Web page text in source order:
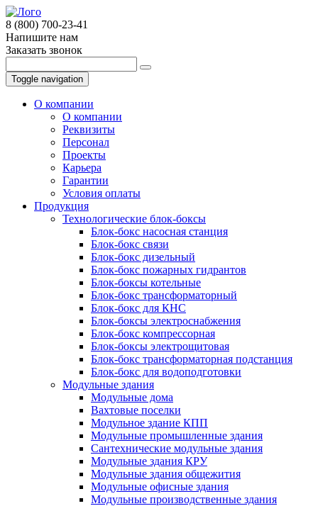
8 (800) 700-23-41
Напишите нам
Заказать звонок
Toggle navigation
О компании
О компании
Реквизиты
Персонал
Проекты
Карьера
Гарантии
Условия оплаты
Продукция
Технологические блок-боксы
Блок-бокс насосная станция
Блок-бокс связи
Блок-бокс дизельный
Блок-бокс пожарных гидрантов
Блок-боксы котельные
Блок-бокс трансформаторный
Блок-бокс для КНС
Блок-боксы электроснабжения
Блок-бокс компрессорная
Блок-боксы электрощитовая
Блок-бокс трансформаторная подстанция
Блок-бокс для водоподготовки
Модульные здания
Модульные дома
Вахтовые поселки
Модульное здание КПП
Модульные промышленные здания
Сантехнические модульные здания
Модульные здания КРУ
Модульные здания общежития
Модульные офисные здания
Модульные производственные здания